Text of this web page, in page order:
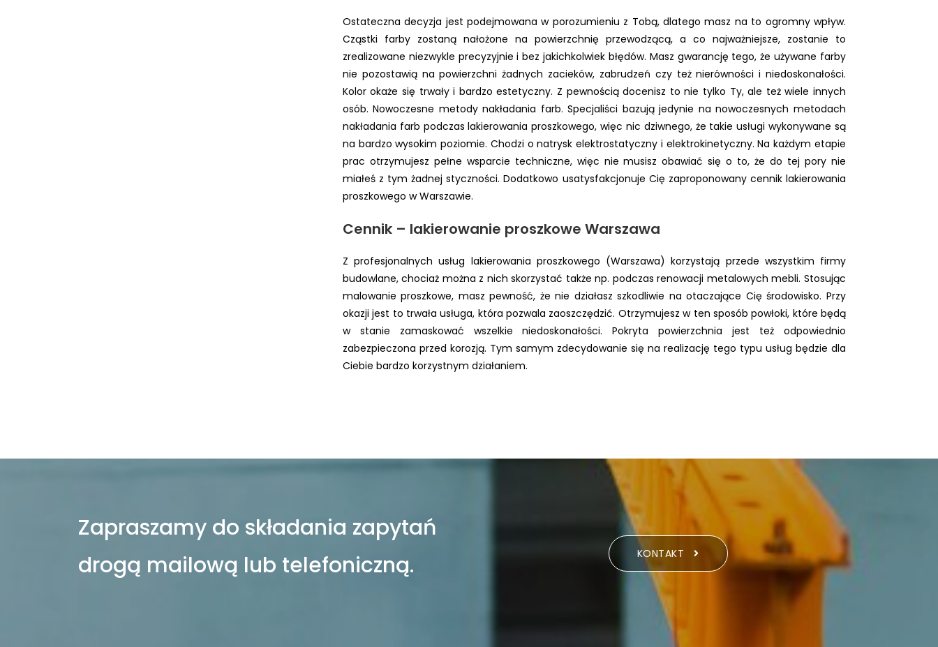
Ostateczna decyzja jest podejmowana w porozumieniu z Tobą, dlatego masz na to ogromny wpływ.
Cząstki farby zostaną nałożone na powierzchnię przewodzącą, a co najważniejsze, zostanie to
zrealizowane niezwykle precyzyjnie i bez jakichkolwiek błędów. Masz gwarancję tego, że używane farby
nie pozostawią na powierzchni żadnych zacieków, zabrudzeń czy też nierówności i niedoskonałości.
Kolor okaże się trwały i bardzo estetyczny. Z pewnością docenisz to nie tylko Ty, ale też wiele innych
osób. Nowoczesne metody nakładania farb. Specjaliści bazują jedynie na nowoczesnych metodach
nakładania farb podczas lakierowania proszkowego, więc nic dziwnego, że takie usługi wykonywane są
na bardzo wysokim poziomie. Chodzi o natrysk elektrostatyczny i elektrokinetyczny. Na każdym etapie
prac otrzymujesz pełne wsparcie techniczne, więc nie musisz obawiać się o to, że do tej pory nie
miałeś z tym żadnej styczności. Dodatkowo usatysfakcjonuje Cię zaproponowany cennik lakierowania
proszkowego w Warszawie.
Cennik – lakierowanie proszkowe Warszawa
Z profesjonalnych usług lakierowania proszkowego (Warszawa) korzystają przede wszystkim firmy
budowlane, chociaż można z nich skorzystać także np. podczas renowacji metalowych mebli. Stosując
malowanie proszkowe, masz pewność, że nie działasz szkodliwie na otaczające Cię środowisko. Przy
okazji jest to trwała usługa, która pozwala zaoszczędzić. Otrzymujesz w ten sposób powłoki, które będą
w stanie zamaskować wszelkie niedoskonałości. Pokryta powierzchnia jest też odpowiednio
zabezpieczona przed korozją. Tym samym zdecydowanie się na realizację tego typu usług będzie dla
Ciebie bardzo korzystnym działaniem.
Zapraszamy do składania zapytań
drogą mailową lub telefoniczną.
KONTAKT